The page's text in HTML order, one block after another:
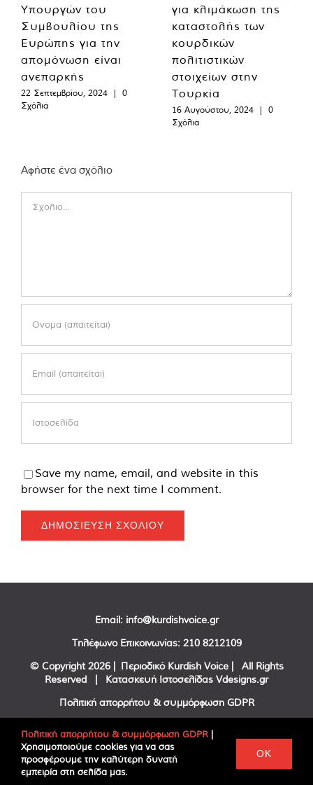
Υπουργών του
Συμβουλίου της
Ευρώπης για την
απομόνωση είναι
ανεπαρκής
22 Σεπτεμβρίου, 2024 |
0
Σχόλια
για κλιμάκωση της
καταστολής των
κουρδικών
πολιτιστικών
στοιχείων στην
Τουρκία
16 Αυγούστου, 2024 |
0
Σχόλια
Αφήστε ένα σχόλιο
Save my name, email, and website in this
browser for the next time I comment.
Email: info@kurdishvoice.gr
Τηλέφωνο Επικοινωνίας: 210 8212109
© Copyright 2026 | Περιοδικό Kurdish Voice | All Rights
Reserved | Κατασκευή Ιστοσελίδας Vdesigns.gr
Πολιτική απορρήτου & συμμόρφωση GDPR
FacebookTwitter
Πολιτική απορρήτου & συμμόρφωση GDPR |
Χρησιμοποιούμε cookies για να σας
προσφέρουμε την καλύτερη δυνατή
εμπειρία στη σελίδα μας.
OK